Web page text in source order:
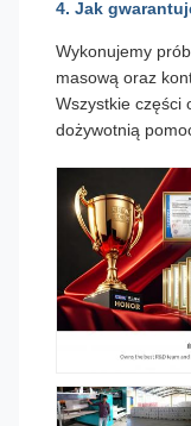
4. Jak
Wykonujemy
masową oraz
Wszystkie części
dożywotnią